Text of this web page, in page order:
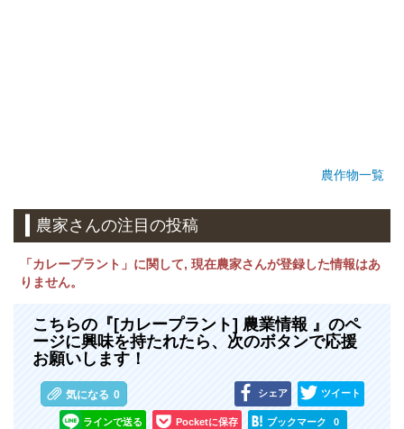
農作物一覧
農家さんの注目の投稿
「カレープラント」に関して, 現在農家さんが登録した情報はあ
りません。
こちらの『[カレープラント] 農業情報 』のペ
ージに興味を持たれたら、次のボタンで応援
お願いします！
気になる 0 シェア ツイート
ラインで送る Pocketに保存 ブックマーク 0